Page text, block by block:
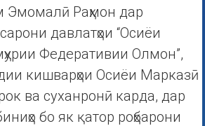
Эмомалӣ Раҳмон дар
давлатҳои “Осиёи
Федеративии Олмон”,
кишварҳои Осиёи Марказӣ
ва суханронӣ карда, дар
бо як қатор роҳбарони